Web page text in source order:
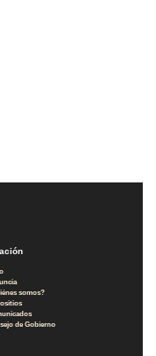
somos?
de Gobierno